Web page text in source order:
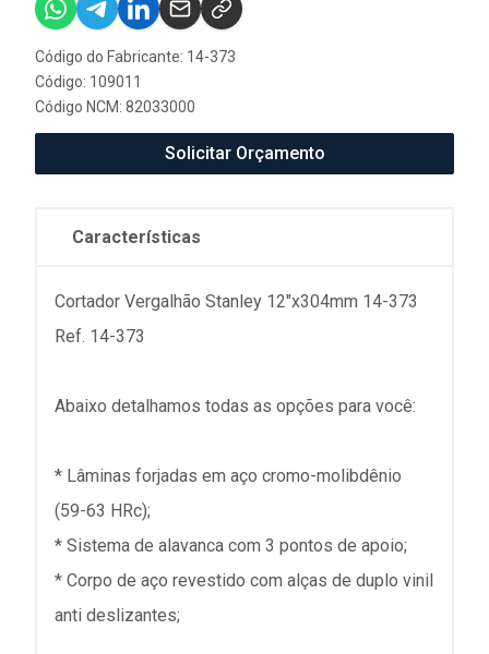
Código do Fabricante: 14-373
Código: 109011
Código NCM: 82033000
Solicitar Orçamento
Características
Cortador Vergalhão Stanley 12"x304mm 14-373
Ref. 14-373
Abaixo detalhamos todas as opções para você:
* Lâminas forjadas em aço cromo-molibdênio
(59-63 HRc);
* Sistema de alavanca com 3 pontos de apoio;
* Corpo de aço revestido com alças de duplo vinil
anti deslizantes;